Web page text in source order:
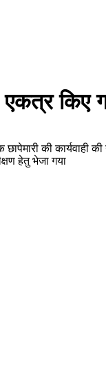
एकत्र
छापेमारी की
हेतु भेजा गया